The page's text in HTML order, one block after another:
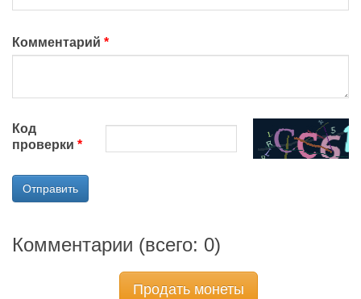
Комментарий
Код
проверки
Отправить
Комментарии (всего: 0)
Продать монеты